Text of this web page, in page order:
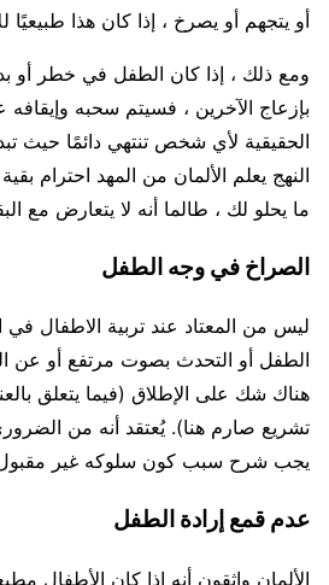
أو يتجهم أو يصرخ ، إذا كان هذا طبيعيًا
ومع ذلك ، إذا كان الطفل في خطر أو
بإزعاج الآخرين ، فسيتم سحبه وإيقافه
الحقيقية لأي شخص تنتهي دائمًا حيث
النهج يعلم الألمان من المهد احترام
ما يحلو لك ، طالما أنه لا يتعارض مع
الصراخ في وجه الطفل
ليس من المعتاد عند تربية الاطفال في
الطفل أو التحدث بصوت مرتفع أو عن
هناك شك على الإطلاق (فيما يتعلق
تشريع صارم هنا). يُعتقد أنه من
يجب شرح سبب كون سلوكه غير مقبول
عدم قمع إرادة الطفل
الألمان واثقون أنه إذا كان الأطفال